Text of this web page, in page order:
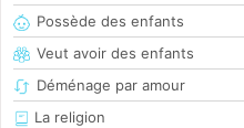
Possède des enfants
Veut avoir des enfants
Déménage par amour
La religion